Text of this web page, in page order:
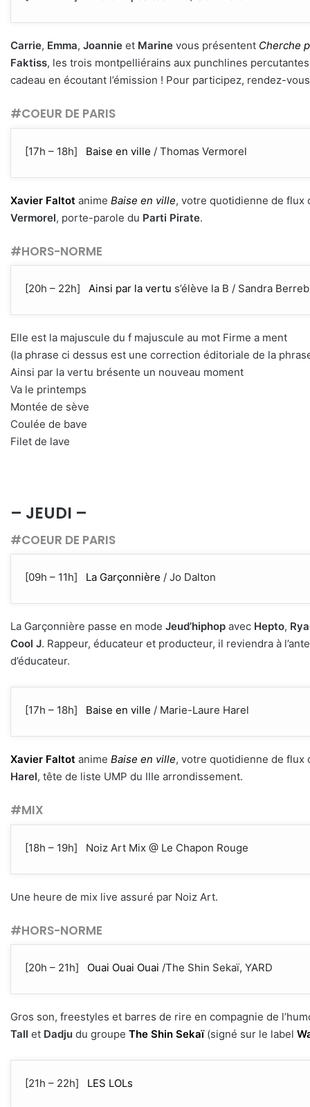
Carrie, Emma, Joannie et Marine vous présentent Cherche
Faktiss, les trois montpelliérains aux punchlines
cadeau en écoutant l’émission ! Pour participez, rendez-
#COEUR DE PARIS
[17h – 18h] Baise en ville / Thomas Vermorel
Xavier Faltot anime Baise en ville, votre quotidienne de flux
Vermorel, porte-parole du Parti Pirate.
#HORS-NORME
[20h – 22h] Ainsi par la vertu s’élève la B / Sandra
Elle est la majuscule du f majuscule au mot Firme a ment
(la phrase ci dessus est une correction éditoriale de la
Ainsi par la vertu brésente un nouveau moment
Va le printemps
Montée de sève
Coulée de bave
Filet de lave
– JEUDI –
#COEUR DE PARIS
[09h – 11h] La Garçonnière / Jo Dalton
La Garçonnière passe en mode Jeud’hiphop avec Hepto,
Cool J. Rappeur, éducateur et producteur, il reviendra à
d’éducateur.
[17h – 18h] Baise en ville / Marie-Laure Harel
Xavier Faltot anime Baise en ville, votre quotidienne de flux
Harel, tête de liste UMP du IIIe arrondissement.
#MIX
[18h – 19h] Noiz Art Mix @ Le Chapon Rouge
Une heure de mix live assuré par Noiz Art.
#HORS-NORME
[20h – 21h] Ouai Ouai Ouai /The Shin Sekaï, YARD
Gros son, freestyles et barres de rire en compagnie de
Tall et Dadju du groupe The Shin Sekaï (signé sur le label
[21h – 22h] LES LOLs